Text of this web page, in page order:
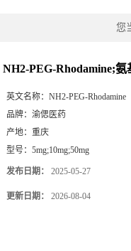
您
NH2-PEG-Rhodamine;氨
英文名称： NH2-PEG-Rhodamine
品牌： 渝偲医药
产地： 重庆
型号： 5mg;10mg;50mg
发布日期： 2025-05-27
更新日期： 2026-08-04